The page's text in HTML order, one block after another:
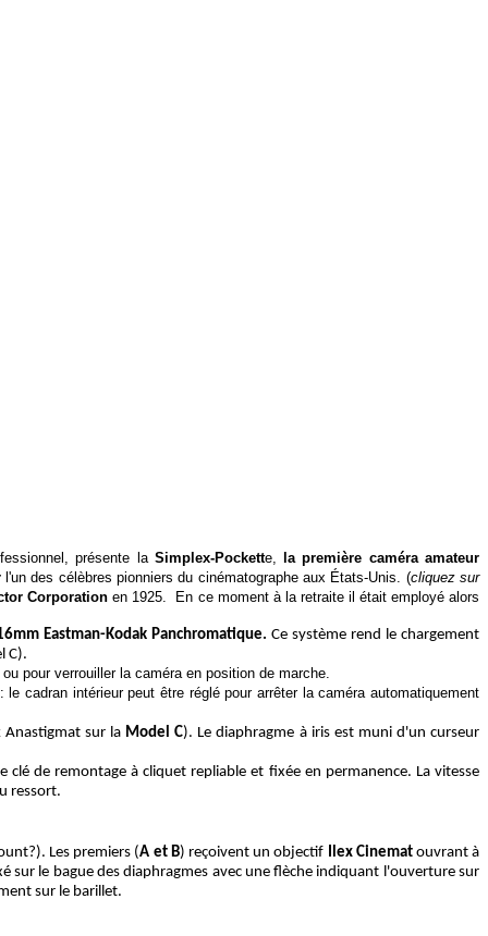
présente la Simplex-Pockette,
la première caméra amateur
l'un des célèbres pionniers du cinématographe aux États-Unis. (cliquez sur
Corporation en 1925. En ce moment à la retraite il était employé alors
Eastman-Kodak Panchromatique. Ce système rend le chargement
C).
pour verrouiller la caméra en position de marche.
cadran intérieur peut être réglé pour arrêter la caméra automatiquement
Anastigmat sur la Model C). Le diaphragme à iris est muni d'un curseur
de remontage à cliquet repliable et fixée en permanence. La vitesse
ressort.
Les premiers (A et B) reçoivent un objectif Ilex Cinematouvrant à
sur le bague des diaphragmes avec une flèche indiquant l'ouverture sur
sur le barillet.